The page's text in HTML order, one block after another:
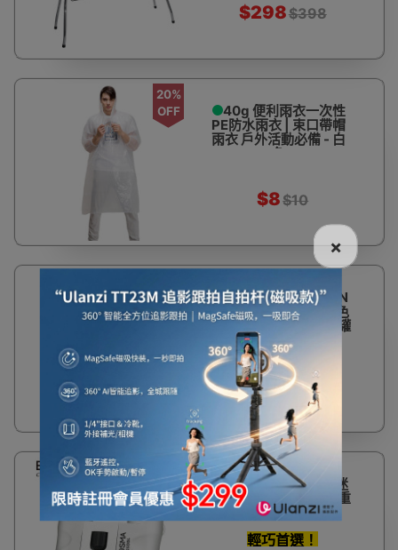
$298$398
20%
OFF
40g 便利雨衣一次性
PE防水雨衣 | 束口帶帽
雨衣 戶外活動必備 - 白
色
$8$10
11升 至 20升
Coleman EXCURSION
15L手提保溫冰箱 - 紅色
| 24小時保溫 | 可放22罐
330ml飲料
$299
BOSMA 10x25 沖浪 迷
你輕巧雙筒望遠鏡 | 僅重
200g
輕巧首選！
×